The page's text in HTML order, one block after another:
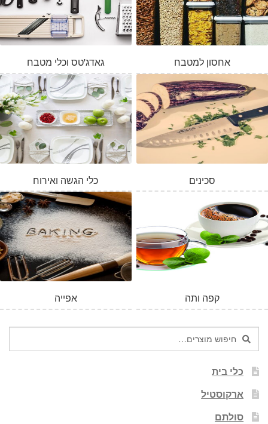
גאדג'טס וכלי מטבח אחסון למטבח
כלי הגשה ואירוח סכינים
אפייה קפה ותה
חיפוש
עבור:
חיפוש
כלי בית
ארקוסטיל
סולתם